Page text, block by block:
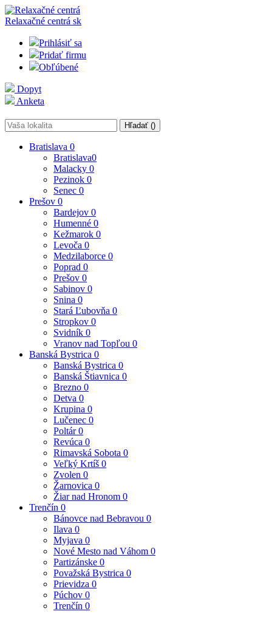
Relaxačné centrá sk
Prihlásiť sa
Pridať firmu
Obľúbené
Dopyt
Anketa
Hľadať ()
Bratislava 0
Bratislava0
Malacky 0
Pezinok 0
Senec 0
Prešov 0
Bardejov 0
Humenné 0
Kežmarok 0
Levoča 0
Medzilaborce 0
Poprad 0
Prešov 0
Sabinov 0
Snina 0
Stará Ľubovňa 0
Stropkov 0
Svidník 0
Vranov nad Topľou 0
Banská Bystrica 0
Banská Bystrica 0
Banská Štiavnica 0
Brezno 0
Detva 0
Krupina 0
Lučenec 0
Poltár0
Revúca 0
Rimavská Sobota 0
Veľký Krtíš 0
Zvolen 0
Žarnovica 0
Žiar nad Hronom 0
Trenčín 0
Bánovce nad Bebravou 0
Ilava 0
Myjava 0
Nové Mesto nad Váhom 0
Partizánske 0
Považská Bystrica 0
Prievidza 0
Púchov 0
Trenčín 0